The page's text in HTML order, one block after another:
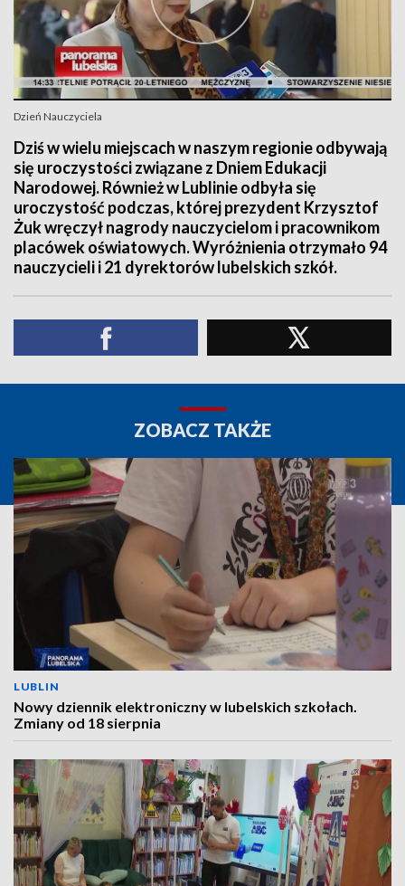
Dzień Nauczyciela
Dziś w wielu miejscach w naszym regionie odbywają
się uroczystości związane z Dniem Edukacji
Narodowej. Również w Lublinie odbyła się
uroczystość podczas, której prezydent Krzysztof
Żuk wręczył nagrody nauczycielom i pracownikom
placówek oświatowych. Wyróżnienia otrzymało 94
nauczycieli i 21 dyrektorów lubelskich szkół.
ZOBACZ TAKŻE
LUBLIN
Nowy dziennik elektroniczny w lubelskich szkołach.
Zmiany od 18 sierpnia